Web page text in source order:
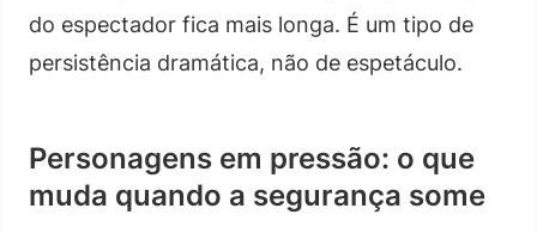
do espectador fica mais longa. É um tipo de
persistência dramática, não de espetáculo.
Personagens em pressão: o que
muda quando a segurança some